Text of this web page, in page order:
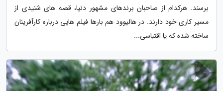
برسند. هرکدام از صاحبان برندهای مشهور دنیا، قصه های شنیدی از
مسیر کاری خود دارند. در هالیوود هم بارها فیلم هایی درباره کارآفرینان
ساخته شده که یا اقتباسی...